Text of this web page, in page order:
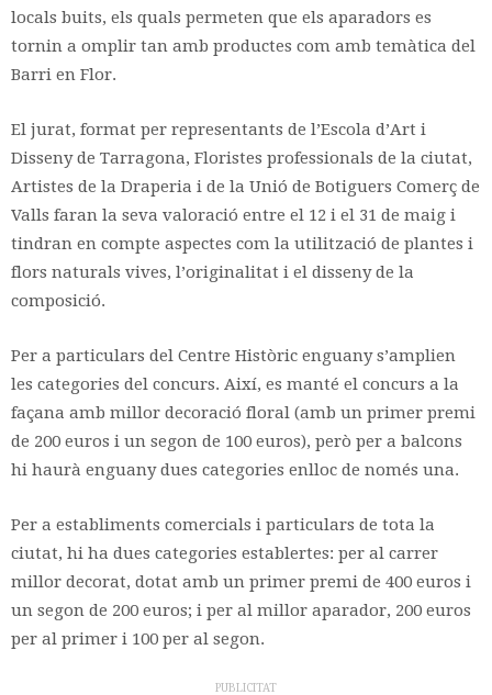
locals buits, els quals permeten que els aparadors es
tornin a omplir tan amb productes com amb temàtica del
Barri en Flor.
El jurat, format per representants de l’Escola d’Art i
Disseny de Tarragona, Floristes professionals de la ciutat,
Artistes de la Draperia i de la Unió de Botiguers Comerç de
Valls faran la seva valoració entre el 12 i el 31 de maig i
tindran en compte aspectes com la utilització de plantes i
flors naturals vives, l’originalitat i el disseny de la
composició.
Per a particulars del Centre Històric enguany s’amplien
les categories del concurs. Així, es manté el concurs a la
façana amb millor decoració floral (amb un primer premi
de 200 euros i un segon de 100 euros), però per a balcons
hi haurà enguany dues categories enlloc de només una.
Per a establiments comercials i particulars de tota la
ciutat, hi ha dues categories establertes: per al carrer
millor decorat, dotat amb un primer premi de 400 euros i
un segon de 200 euros; i per al millor aparador, 200 euros
per al primer i 100 per al segon.
PUBLICITAT